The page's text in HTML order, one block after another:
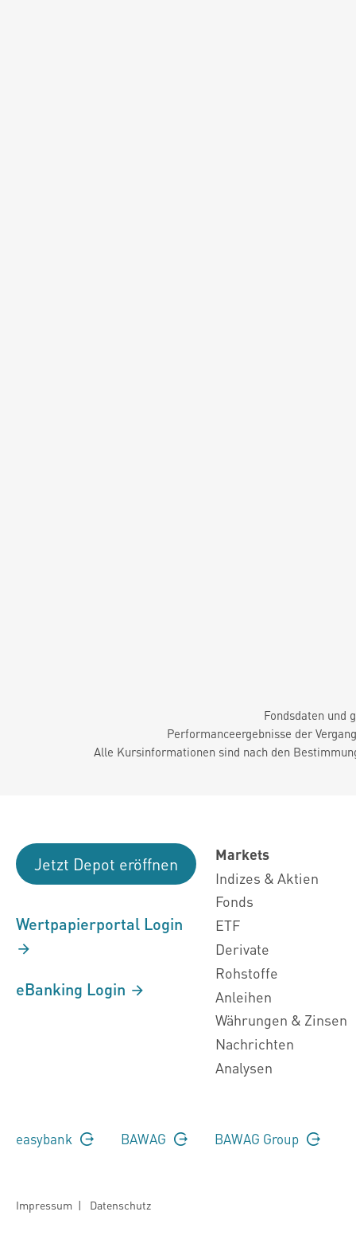
Fondsdaten und
Performanceergebnisse der
Alle Kursinformationen sind nach den
Jetzt Depot eröffnen
Wertpapierportal Login
eBanking Login
Markets
Indizes & Aktien
Fonds
ETF
Derivate
Rohstoffe
Anleihen
Währungen & Zinsen
Nachrichten
Analysen
easybank BAWAG BAWAG Group
Impressum | Datenschutz